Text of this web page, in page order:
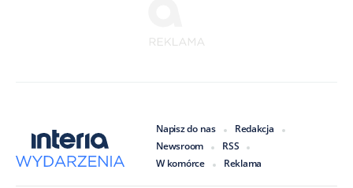
Napisz do nas
Redakcja
Newsroom
RSS
W komórce
Reklama